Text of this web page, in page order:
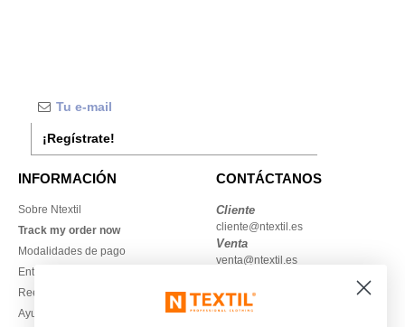
¡Regístrate!
INFORMACIÓN
Sobre Ntextil
Track my order now
Modalidades de pago
Entrega
Reembolsos / devoluciones
Ayuda & FAQs
CONTÁCTANOS
Cliente
cliente@ntextil.es
Venta
venta@ntextil.es
930 410 200